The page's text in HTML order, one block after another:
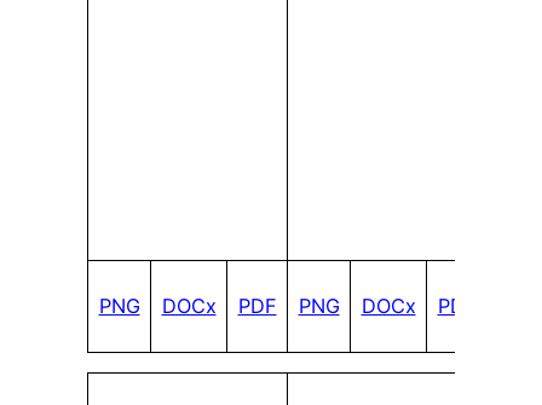
PNG DOCx PDF PNG DOCx PDF